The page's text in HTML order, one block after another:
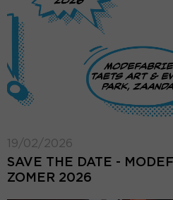
19/02/2026
SAVE THE DATE -
ZOMER 2026